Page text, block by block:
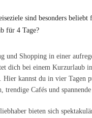
sind besonders beliebt
für 4 Tage?
und Shopping in einer
dich bei einem Kurzurlaub
Hier kannst du in vier Tagen
trendige Cafés und
bieten sich